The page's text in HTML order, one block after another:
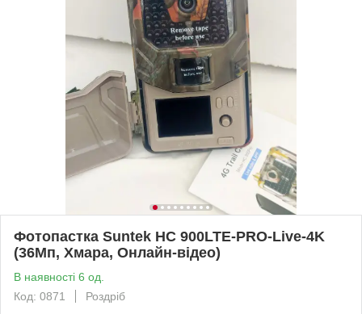
Фотопастка Suntek HC 900LTE-PRO-Live-4K
(36Mп, Хмара, Онлайн-відео)
В наявності 6 од.
Код: 0871
Роздріб